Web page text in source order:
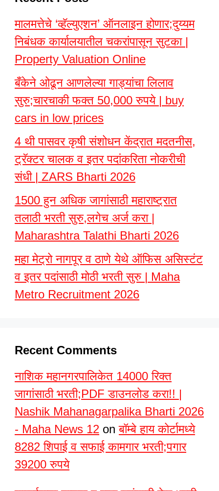
मालमत्तेचे ‘व्हॅल्युएशन’ ऑनलाइन होणार;दुय्यम
निबंधक कार्यालयातील चकरांपासून सुटका |
Property Valuation Online
बँकेने ओढून आणलेल्या गाड्यांचा लिलाव
सुरु;चारचाकी फक्त 50,000 रुपये | buy
cars in low prices
4 थी पासवर कृषी संशोधन केंद्रात मदतनीस,
ट्रॅक्टर चालक व इतर पदांकरिता नोकरीची
संधी | ZARS Bharti 2026
1500 हुन अधिक जागांसाठी महाराष्ट्रात
तलाठी भरती सुरु,लगेच अर्ज करा |
Maharashtra Talathi Bharti 2026
महा मेट्रो नागपूर व ठाणे येथे ऑफिस असिस्टंट
व इतर पदांसाठी मोठी भरती सुरु | Maha
Metro Recruitment 2026
Recent Comments
नाशिक महानगरपालिकेत 14000 रिक्त
जागांसाठी भरती;PDF डाउनलोड करा!! |
Nashik Mahanagarpalika Bharti 2026
- Maha News 12 onबॉम्बे हाय कोर्टामध्ये
8282 शिपाई व सफाई कामगार भरती;पगार
39200 रुपये